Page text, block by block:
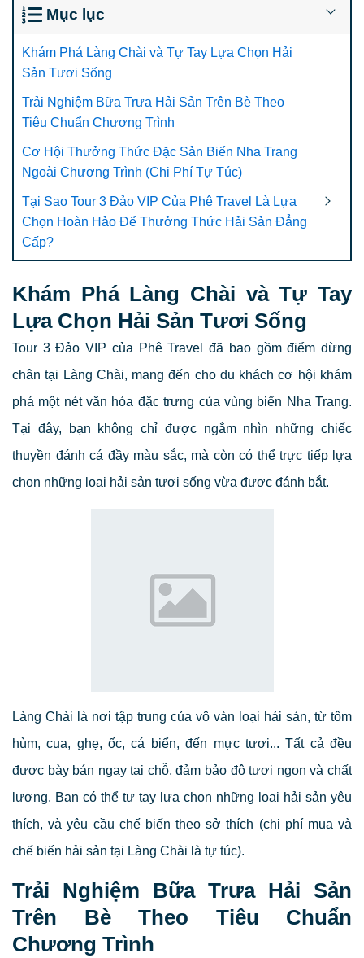
Mục lục
Khám Phá Làng Chài và Tự Tay Lựa Chọn Hải
Sản Tươi Sống
Trải Nghiệm Bữa Trưa Hải Sản Trên Bè Theo
Tiêu Chuẩn Chương Trình
Cơ Hội Thưởng Thức Đặc Sản Biển Nha Trang
Ngoài Chương Trình (Chi Phí Tự Túc)
Tại Sao Tour 3 Đảo VIP Của Phê Travel Là Lựa
Chọn Hoàn Hảo Để Thưởng Thức Hải Sản Đẳng
Cấp?
Khám Phá Làng Chài và Tự Tay
Lựa Chọn Hải Sản Tươi Sống
Tour 3 Đảo VIP của Phê Travel đã bao gồm điểm dừng
chân tại Làng Chài, mang đến cho du khách cơ hội khám
phá một nét văn hóa đặc trưng của vùng biển Nha Trang.
Tại đây, bạn không chỉ được ngắm nhìn những chiếc
thuyền đánh cá đầy màu sắc, mà còn có thể trực tiếp lựa
chọn những loại hải sản tươi sống vừa được đánh bắt.
Làng Chài là nơi tập trung của vô vàn loại hải sản, từ tôm
hùm, cua, ghẹ, ốc, cá biển, đến mực tươi... Tất cả đều
được bày bán ngay tại chỗ, đảm bảo độ tươi ngon và chất
lượng. Bạn có thể tự tay lựa chọn những loại hải sản yêu
thích, và yêu cầu chế biến theo sở thích (chi phí mua và
chế biến hải sản tại Làng Chài là tự túc).
Trải Nghiệm Bữa Trưa Hải Sản
Trên Bè Theo Tiêu Chuẩn
Chương Trình